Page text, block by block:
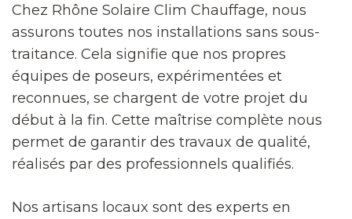
Chez Rhône Solaire Clim Chauffage, nous
assurons toutes nos installations sans sous-
traitance. Cela signifie que nos propres
équipes de poseurs, expérimentées et
reconnues, se chargent de votre projet du
début à la fin. Cette maîtrise complète nous
permet de garantir des travaux de qualité,
réalisés par des professionnels qualifiés.
Nos artisans locaux sont des experts en